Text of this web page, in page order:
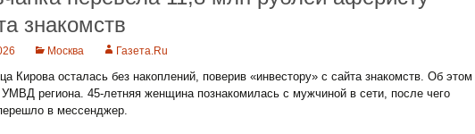
знакомств
Москва Газета.Ru
Кирова осталась без накоплений, поверив «инвестору» с сайта знакомств. Об этом
региона. 45-летняя женщина познакомилась с мужчиной в сети, после чего
в мессенджер.